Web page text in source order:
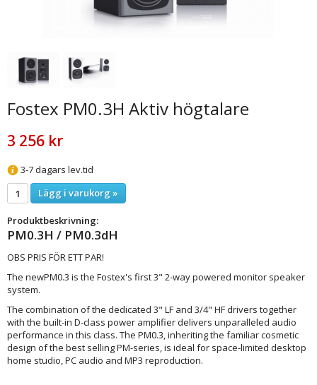
Fostex PM0.3H Aktiv högtalare
3 256 kr
3-7 dagars lev.tid
Lägg i varukorg »
Produktbeskrivning:
PM0.3H / PM0.3dH
OBS PRIS FÖR ETT PAR!
The newPM0.3 is the Fostex's first 3" 2-way powered monitor speaker
system.
The combination of the dedicated 3" LF and 3/4" HF drivers together
with the built-in D-class power amplifier delivers unparalleled audio
performance in this class. The PM0.3, inheriting the familiar cosmetic
design of the best selling PM-series, is ideal for space-limited desktop
home studio, PC audio and MP3 reproduction.